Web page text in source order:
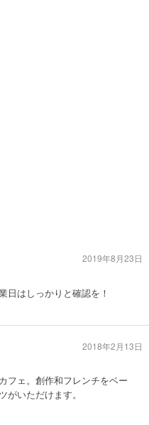
日はしっかりと確認を！
2019年8月23日
フェ。創作和フレンチをベー
いただけます。
2018年2月13日